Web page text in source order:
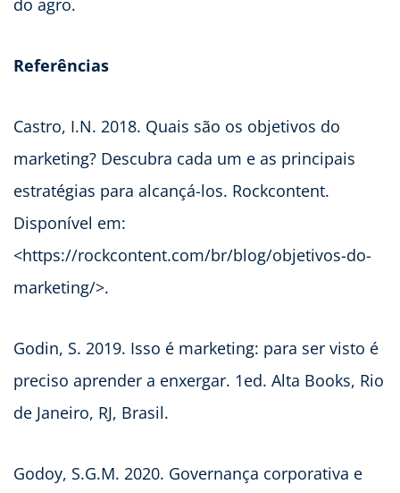
do agro.
Referências
Castro, I.N. 2018. Quais são os objetivos do
marketing? Descubra cada um e as principais
estratégias para alcançá-los. Rockcontent.
Disponível em:
<https://rockcontent.com/br/blog/objetivos-do-
marketing/>.
Godin, S. 2019. Isso é marketing: para ser visto é
preciso aprender a enxergar. 1ed. Alta Books, Rio
de Janeiro, RJ, Brasil.
Godoy, S.G.M. 2020. Governança corporativa e